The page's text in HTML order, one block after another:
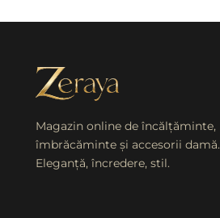
Magazin online de încălțăminte,
îmbrăcăminte și accesorii damă.
Eleganță, încredere, stil.